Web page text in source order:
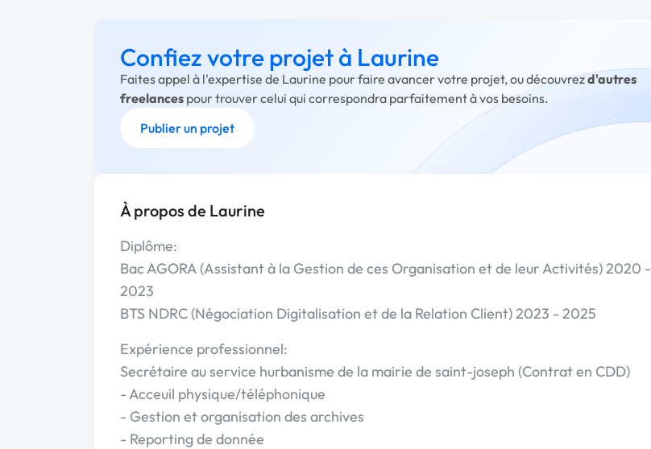
Confiez votre projet à Laurine
Faites appel à l'expertise de Laurine pour faire avancer votre projet, ou découvrezd'autres
freelances pour trouver celui qui correspondra parfaitement à vos besoins.
Publier un projet
À propos de Laurine
Diplôme:
Bac AGORA (Assistant à la Gestion de ces Organisation et de leur Activités) 2020 -
2023
BTS NDRC (Négociation Digitalisation et de la Relation Client) 2023 - 2025
Expérience professionnel:
Secrétaire au service hurbanisme de la mairie de saint-joseph (Contrat en CDD)
- Acceuil physique/téléphonique
- Gestion et organisation des archives
- Reporting de donnée